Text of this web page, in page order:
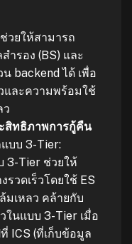
วยให้สามารถ
ำรอง (BS) และ
backend ได้ เพื่อ
และความพร้อมใช้
ว
สิทธิภาพการกู้คืน
บบ 3-Tier:
3-Tier ช่วยให้
วดเร็วโดยใช้ ES
มเหลว คล้ายกับ
ในแบบ 3-Tier เมื่อ
ICS (ที่เก็บข้อมูล